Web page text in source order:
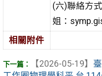
(六)聯絡方
姐：
相關附件
【2026-05-19】